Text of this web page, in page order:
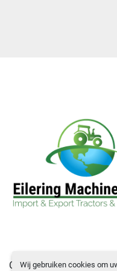
Wij gebruiken cookies om
Cookies